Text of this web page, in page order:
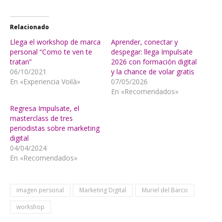
Relacionado
Llega el workshop de marca
personal “Como te ven te
tratan”
06/10/2021
En «Experiencia Voilà»
Aprender, conectar y
despegar: llega Impulsate
2026 con formación digital
y la chance de volar gratis
07/05/2026
En «Recomendados»
Regresa Impulsate, el
masterclass de tres
periodistas sobre marketing
digital
04/04/2024
En «Recomendados»
imagen personal Marketing Digital
Muriel del Barco
workshop